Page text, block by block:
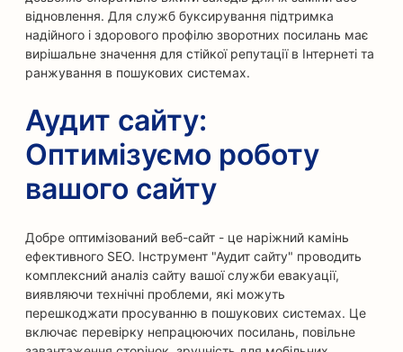
відновлення. Для служб буксирування підтримка
надійного і здорового профілю зворотних посилань має
вирішальне значення для стійкої репутації в Інтернеті та
ранжування в пошукових системах.
Аудит сайту:
Оптимізуємо роботу
вашого сайту
Добре оптимізований веб-сайт - це наріжний камінь
ефективного SEO. Інструмент "Аудит сайту" проводить
комплексний аналіз сайту вашої служби евакуації,
виявляючи технічні проблеми, які можуть
перешкоджати просуванню в пошукових системах. Це
включає перевірку непрацюючих посилань, повільне